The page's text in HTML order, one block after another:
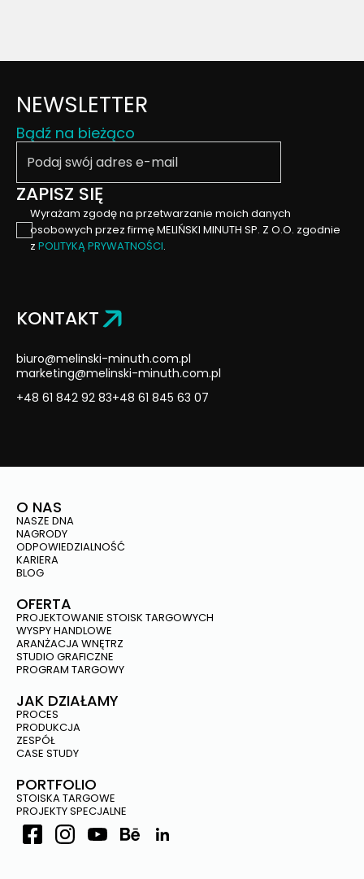
NEWSLETTER
Bądź na bieżąco
ZAPISZ SIĘ
Wyrażam zgodę na przetwarzanie moich danych
osobowych przez firmę MELIŃSKI MINUTH SP. Z O.O. zgodnie
z POLITYKĄ PRYWATNOŚCI.
KONTAKT
biuro@melinski-minuth.com.pl
marketing@melinski-minuth.com.pl
+48 61 842 92 83+48 61 845 63 07
O NAS
NASZE DNA
NAGRODY
ODPOWIEDZIALNOŚĆ
KARIERA
BLOG
OFERTA
PROJEKTOWANIE STOISK TARGOWYCH
WYSPY HANDLOWE
ARANŻACJA WNĘTRZ
STUDIO GRAFICZNE
PROGRAM TARGOWY
JAK DZIAŁAMY
PROCES
PRODUKCJA
ZESPÓŁ
CASE STUDY
PORTFOLIO
STOISKA TARGOWE
PROJEKTY SPECJALNE